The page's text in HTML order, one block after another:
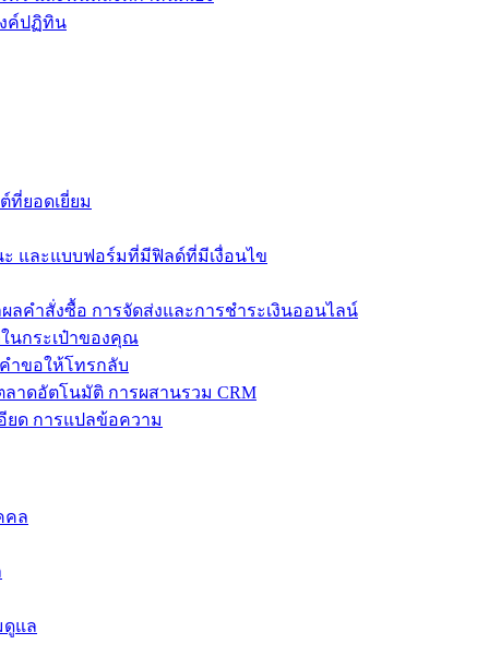
ค์ปฏิทิน
ที่ยอดเยี่ยม
และแบบฟอร์มที่มีฟิลด์ที่มีเงื่อนไข
คำสั่งซื้อ การจัดส่งและการชำระเงินออนไลน์
นกระเป๋าของคุณ
ำขอให้โทรกลับ
ลาดอัตโนมัติ การผสานรวม CRM
ยด การแปลข้อความ
คล
ดูแล